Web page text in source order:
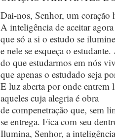
Dai-nos, Senhor, um coração
A inteligência de aceitar agora
que só a si o estudo se ilumine
e nele se esqueça o
do que estudarmos em nós
que apenas o estudado seja
E luz aberta por onde entrem
aqueles cuja alegria é obra
de compenetração que, sem
se entrega. Fica com seu
Ilumina, Senhor, a